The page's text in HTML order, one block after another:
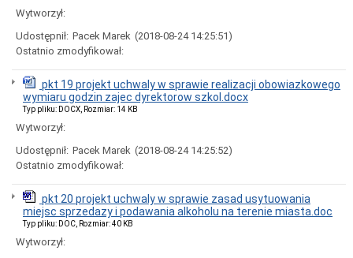
Urzędzie
w
Tomaszowie
Procedura
przyjmowania
zgłoszeń
zewnętrznych
oraz
podejmowania
następczych
w
Urzędzie
Miasta
Mazowieckim
Wytworzył:
Udostępnił: Pacek Marek (2018-08-24 14:25:51)
Ostatnio zmodyfikował:
pkt 19 projekt uchwaly w sprawie realizacji obowiazkowego
wymiaru godzin zajec dyrektorow szkol.docx
Typ pliku: DOCX, Rozmiar: 14 KB
Wytworzył:
Udostępnił: Pacek Marek (2018-08-24 14:25:52)
Ostatnio zmodyfikował:
pkt 20 projekt uchwaly w sprawie zasad usytuowania
miejsc sprzedazy i podawania alkoholu na terenie miasta.doc
Typ pliku: DOC, Rozmiar: 40 KB
Wytworzył: